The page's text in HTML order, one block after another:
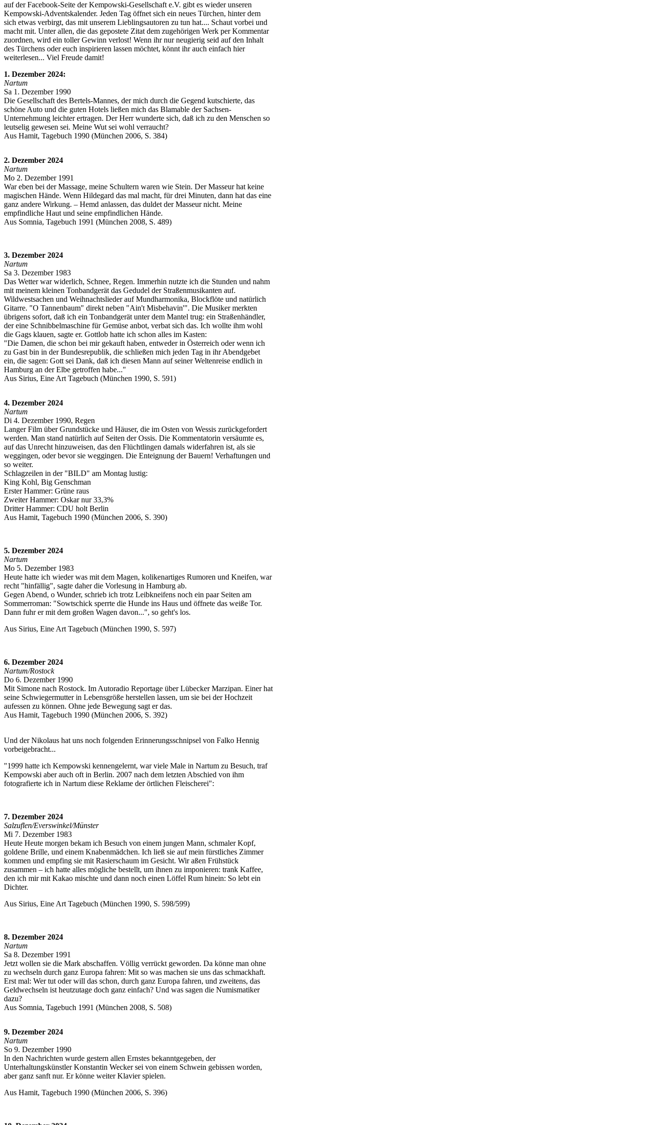
auf der Facebook-Seite der Kempowski-Gesellschaft e.V. gibt es wieder unseren
Kempowski-Adventskalender. Jeden Tag öffnet sich ein neues Türchen, hinter dem
sich etwas verbirgt, das mit unserem Lieblingsautoren zu tun hat.... Schaut vorbei und
macht mit. Unter allen, die das gepostete Zitat dem zugehörigen Werk per Kommentar
zuordnen, wird ein toller Gewinn verlost! Wenn ihr nur neugierig seid auf den Inhalt
des Türchens oder euch inspirieren lassen möchtet, könnt ihr auch einfach hier
weiterlesen... Viel Freude damit!
1. Dezember 2024:
Nartum
Sa 1. Dezember 1990
Die Gesellschaft des Bertels-Mannes, der mich durch die Gegend kutschierte, das
schöne Auto und die guten Hotels ließen mich das Blamable der Sachsen-
Unternehmung leichter ertragen. Der Herr wunderte sich, daß ich zu den Menschen so
leutselig gewesen sei. Meine Wut sei wohl verraucht?
Aus Hamit, Tagebuch 1990 (München 2006, S. 384)
2. Dezember 2024
Nartum
Mo 2. Dezember 1991
War eben bei der Massage, meine Schultern waren wie Stein. Der Masseur hat keine
magischen Hände. Wenn Hildegard das mal macht, für drei Minuten, dann hat das eine
ganz andere Wirkung. – Hemd anlassen, das duldet der Masseur nicht. Meine
empfindliche Haut und seine empfindlichen Hände.
Aus Somnia, Tagebuch 1991 (München 2008, S. 489)
3. Dezember 2024
Nartum
Sa 3. Dezember 1983
Das Wetter war widerlich, Schnee, Regen. Immerhin nutzte ich die Stunden und nahm
mit meinem kleinen Tonbandgerät das Gedudel der Straßenmusikanten auf.
Wildwestsachen und Weihnachtslieder auf Mundharmonika, Blockflöte und natürlich
Gitarre. "O Tannenbaum" direkt neben "Ain't Misbehavin'". Die Musiker merkten
übrigens sofort, daß ich ein Tonbandgerät unter dem Mantel trug: ein Straßenhändler,
der eine Schnibbelmaschine für Gemüse anbot, verbat sich das. Ich wollte ihm wohl
die Gags klauen, sagte er. Gottlob hatte ich schon alles im Kasten:
"Die Damen, die schon bei mir gekauft haben, entweder in Österreich oder wenn ich
zu Gast bin in der Bundesrepublik, die schließen mich jeden Tag in ihr Abendgebet
ein, die sagen: Gott sei Dank, daß ich diesen Mann auf seiner Weltenreise endlich in
Hamburg an der Elbe getroffen habe..."
Aus Sirius, Eine Art Tagebuch (München 1990, S. 591)
4. Dezember 2024
Nartum
Di 4. Dezember 1990, Regen
Langer Film über Grundstücke und Häuser, die im Osten von Wessis zurückgefordert
werden. Man stand natürlich auf Seiten der Ossis. Die Kommentatorin versäumte es,
auf das Unrecht hinzuweisen, das den Flüchtlingen damals widerfahren ist, als sie
weggingen, oder bevor sie weggingen. Die Enteignung der Bauern! Verhaftungen und
so weiter.
Schlagzeilen in der "BILD" am Montag lustig:
King Kohl, Big Genschman
Erster Hammer: Grüne raus
Zweiter Hammer: Oskar nur 33,3%
Dritter Hammer: CDU holt Berlin
Aus Hamit, Tagebuch 1990 (München 2006, S. 390)
5. Dezember 2024
Nartum
Mo 5. Dezember 1983
Heute hatte ich wieder was mit dem Magen, kolikenartiges Rumoren und Kneifen, war
recht "hinfällig", sagte daher die Vorlesung in Hamburg ab.
Gegen Abend, o Wunder, schrieb ich trotz Leibkneifens noch ein paar Seiten am
Sommerroman: "Sowtschick sperrte die Hunde ins Haus und öffnete das weiße Tor.
Dann fuhr er mit dem großen Wagen davon...", so geht's los.
Aus Sirius, Eine Art Tagebuch (München 1990, S. 597)
6. Dezember 2024
Nartum/Rostock
Do 6. Dezember 1990
Mit Simone nach Rostock. Im Autoradio Reportage über Lübecker Marzipan. Einer hat
seine Schwiegermutter in Lebensgröße herstellen lassen, um sie bei der Hochzeit
aufessen zu können. Ohne jede Bewegung sagt er das.
Aus Hamit, Tagebuch 1990 (München 2006, S. 392)
Und der Nikolaus hat uns noch folgenden Erinnerungsschnipsel von Falko Hennig
vorbeigebracht...
"1999 hatte ich Kempowski kennengelernt, war viele Male in Nartum zu Besuch, traf
Kempowski aber auch oft in Berlin. 2007 nach dem letzten Abschied von ihm
fotografierte ich in Nartum diese Reklame der örtlichen Fleischerei":
7. Dezember 2024
Salzuflen/Everswinkel/Münster
Mi 7. Dezember 1983
Heute Heute morgen bekam ich Besuch von einem jungen Mann, schmaler Kopf,
goldene Brille, und einem Knabenmädchen. Ich ließ sie auf mein fürstliches Zimmer
kommen und empfing sie mit Rasierschaum im Gesicht. Wir aßen Frühstück
zusammen – ich hatte alles mögliche bestellt, um ihnen zu imponieren: trank Kaffee,
den ich mir mit Kakao mischte und dann noch einen Löffel Rum hinein: So lebt ein
Dichter.
Aus Sirius, Eine Art Tagebuch (München 1990, S. 598/599)
8. Dezember 2024
Nartum
Sa 8. Dezember 1991
Jetzt wollen sie die Mark abschaffen. Völlig verrückt geworden. Da könne man ohne
zu wechseln durch ganz Europa fahren: Mit so was machen sie uns das schmackhaft.
Erst mal: Wer tut oder will das schon, durch ganz Europa fahren, und zweitens, das
Geldwechseln ist heutzutage doch ganz einfach? Und was sagen die Numismatiker
dazu?
Aus Somnia, Tagebuch 1991 (München 2008, S. 508)
9. Dezember 2024
Nartum
So 9. Dezember 1990
In den Nachrichten wurde gestern allen Ernstes bekanntgegeben, der
Unterhaltungskünstler Konstantin Wecker sei von einem Schwein gebissen worden,
aber ganz sanft nur. Er könne weiter Klavier spielen.
Aus Hamit, Tagebuch 1990 (München 2006, S. 396)